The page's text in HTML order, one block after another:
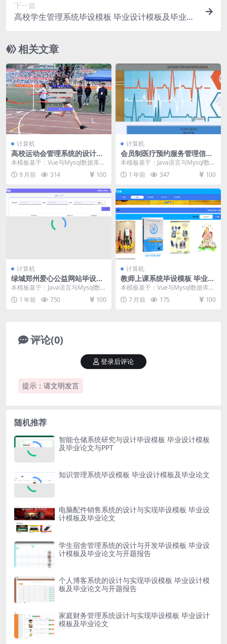
下一篇
高校学生管理系统毕设模板 毕业设计模板及毕业论
相关文章
计算机
高校运动会管理系统的设计与
实现毕设模板 毕业设计模板及
毕业论文
本模板基于：Vue与Mysql数据库开
发 系统功能实现 管理员功能介绍
管理员登...
9 月前 314 100
计算机
会员制医疗预约服务管理信息
系统毕设模板 毕业设计模板及
毕业论文与PPT
本模板基于：Java语言与Mysql数据
库开发 系统详细设计 系统功能模块
会员...1 年前 347 100
计算机
绿城郑州爱心公益网站毕设模
板 毕业设计模板及毕业论文
本模板基于：Java语言与Mysql数据
库开发 系统功能实现 这个环节需要
使用前...
1 年前 750 100
计算机
教师上课系统毕设模板 毕业设
计模板及毕业论文
本模板基于：Vue与Mysql数据库开
发 系统的实现 功能模块的实现 学
生信息管...
7 月前 175 100
评论(0)
提示：请文明发言
登录后评论
随机推荐
智能仓储系统研究与设计毕设模板 毕业设计模板
及毕业论文与PPT
知识管理系统毕设模板 毕业设计模板及毕业论文
电脑配件销售系统的设计与实现毕设模板 毕业设
计模板及毕业论文
学生宿舍管理系统的设计与开发毕设模板 毕业设
计模板及毕业论文与开题报告
个人博客系统的设计与实现毕设模板 毕业设计模
板及毕业论文与开题报告
家庭财务管理系统设计与实现毕设模板 毕业设计
模板及毕业论文